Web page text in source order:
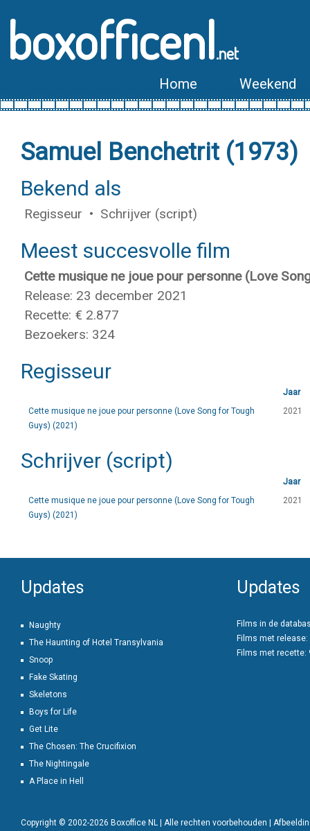
boxofficenl.net
Home Weekend
Samuel Benchetrit (1973)
Bekend als
Regisseur • Schrijver (script)
Meest succesvolle film
Cette musique ne joue pour personne (Love
Release: 23 december 2021
Recette: € 2.877
Bezoekers: 324
Regisseur
Jaar
Cette musique ne joue pour personne (Love Song for Tough
Guys) (2021)
2021
Schrijver (script)
Jaar
Cette musique ne joue pour personne (Love Song for Tough
Guys) (2021)
2021
Updates
Naughty
The Haunting of Hotel Transylvania
Snoop
Fake Skating
Skeletons
Boys for Life
Get Lite
The Chosen: The Crucifixion
The Nightingale
A Place in Hell
Updates
Films in de
Films met release:
Films met recette:
Copyright © 2002-2026 Boxoffice NL | Alle rechten voorbehouden |